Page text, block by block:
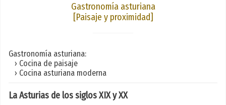
Gastronomía asturiana
[Paisaje y proximidad]
Gastronomía asturiana:
› Cocina de paisaje
› Cocina asturiana moderna
La Asturias de los siglos XIX y XX